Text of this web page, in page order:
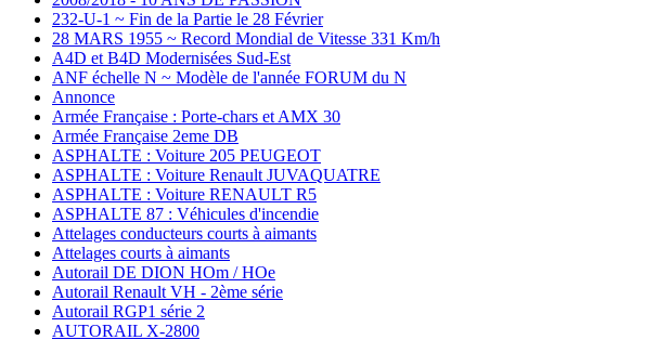
232-U-1 ~ Fin de la Partie le 28 Février
28 MARS 1955 ~ Record Mondial de Vitesse 331 Km/h
A4D et B4D Modernisées Sud-Est
ANF échelle N ~ Modèle de l'année FORUM du N
Annonce
Armée Française : Porte-chars et AMX 30
Armée Française 2eme DB
ASPHALTE : Voiture 205 PEUGEOT
ASPHALTE : Voiture Renault JUVAQUATRE
ASPHALTE : Voiture RENAULT R5
ASPHALTE 87 : Véhicules d'incendie
Attelages conducteurs courts à aimants
Attelages courts à aimants
Autorail DE DION HOm / HOe
Autorail Renault VH - 2ème série
Autorail RGP1 série 2
AUTORAIL X-2800